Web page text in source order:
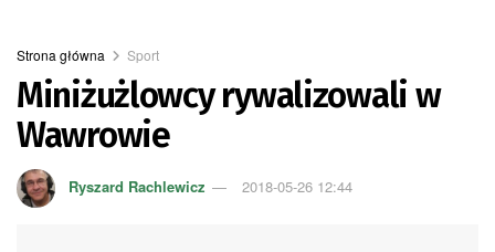
Strona główna Sport
Miniżużlowcy rywalizowali w
Wawrowie
Ryszard Rachlewicz 2018-05-26 12:44